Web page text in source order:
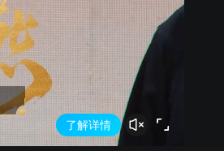
了解详情